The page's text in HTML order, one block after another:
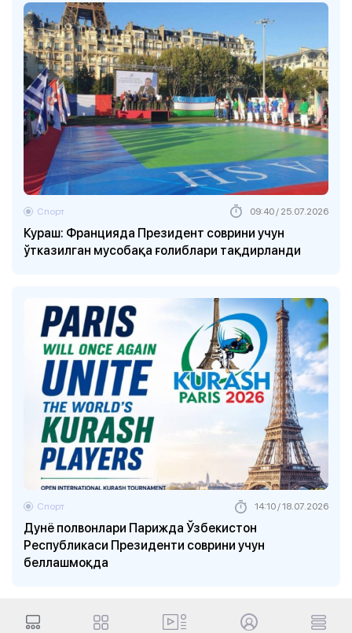
Кураш: Францияда Президент соврини учун
ўтказилган мусобақа ғолиблари тақдирланди
Спорт 09:40 / 25.07.2026
Дунё полвонлари Парижда Ўзбекистон
Республикаси Президенти соврини учун
беллашмоқда
Спорт 14:10 / 18.07.2026